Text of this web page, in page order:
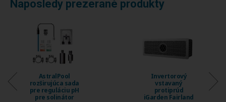
Naposledy prezerané produkty
AstralPool
rozširujúca sada
pre reguláciu pH
pre solinátor
Invertorový
vstavaný
protiprúd
iGarden Fairland